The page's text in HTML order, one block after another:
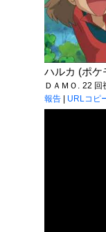
ハルカ (ポケ
ＤＡＭＯ. 22 回
報告
URLコピ